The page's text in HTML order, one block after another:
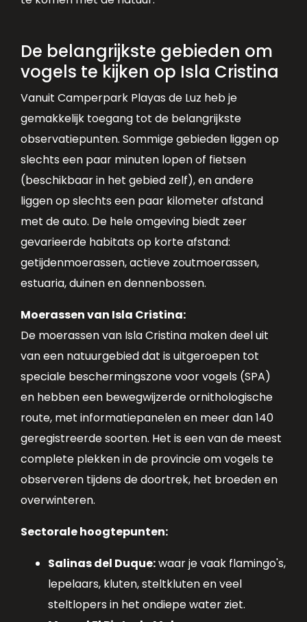
De belangrijkste gebieden om
vogels te kijken op Isla Cristina
Vanuit Camperpark Playas de Luz heb je
gemakkelijk toegang tot de belangrijkste
observatiepunten. Sommige gebieden liggen op
slechts een paar minuten lopen of fietsen
(beschikbaar in het gebied zelf), en andere
liggen op slechts een paar kilometer afstand
met de auto. De hele omgeving biedt zeer
gevarieerde habitats op korte afstand:
getijdenmoerassen, actieve zoutmoerassen,
estuaria, duinen en dennenbossen.
Moerassen van Isla Cristina:
De moerassen van Isla Cristina maken deel uit
van een natuurgebied dat is uitgeroepen tot
speciale beschermingszone voor vogels (SPA)
en hebben een bewegwijzerde ornithologische
route, met informatiepanelen en meer dan 140
geregistreerde soorten. Het is een van de meest
complete plekken in de provincie om vogels te
observeren tijdens de doortrek, het broeden en
overwinteren.
Sectorale hoogtepunten:
Salinas del Duque:waar je vaak flamingo's,
lepelaars, kluten, steltkluten en veel
steltlopers in het ondiepe water ziet.